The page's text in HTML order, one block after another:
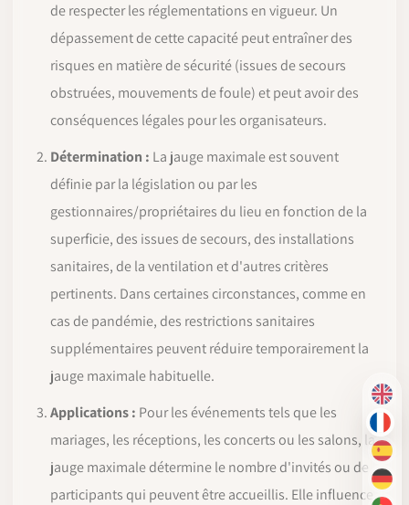
EN
FR
ES
DE
de respecter les réglementations en vigueur. Un
dépassement de cette capacité peut entraîner des
risques en matière de sécurité (issues de secours
obstruées, mouvements de foule) et peut avoir des
conséquences légales pour les organisateurs.
Détermination : La jauge maximale est souvent
définie par la législation ou par les
gestionnaires/propriétaires du lieu en fonction de la
superficie, des issues de secours, des installations
sanitaires, de la ventilation et d'autres critères
pertinents. Dans certaines circonstances, comme en
cas de pandémie, des restrictions sanitaires
supplémentaires peuvent réduire temporairement la
jauge maximale habituelle.
Applications : Pour les événements tels que les
mariages, les réceptions, les concerts ou les salons, la
jauge maximale détermine le nombre d'invités ou de
participants qui peuvent être accueillis. Elle influence